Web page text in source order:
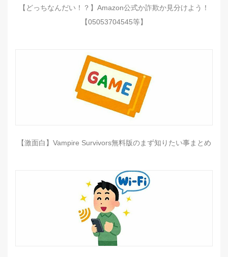
【どっちなんだい！？】Amazon公式か詐欺か見分けよう！
【05053704545等】
【激面白】Vampire Survivors無料版のまず知りたい事まとめ